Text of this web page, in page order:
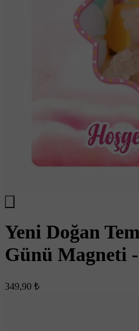
Yeni Doğan
Günü Magneti
349,90 ₺